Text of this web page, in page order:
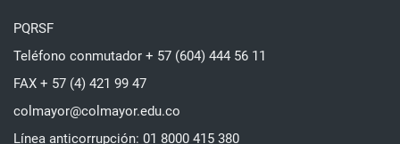
PQRSF
Teléfono conmutador + 57 (604) 444 56 11
FAX + 57 (4) 421 99 47
colmayor@colmayor.edu.co
Línea anticorrupción: 01 8000 415 380